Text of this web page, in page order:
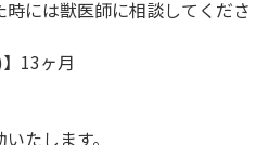
には獣医師に相談してくださ
13ヶ月
たします。